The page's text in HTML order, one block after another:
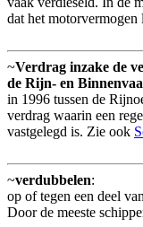
dat het motorvermogen
~Verdrag inzake de
de Rijn- en
in 1996 tussen de
verdrag waarin een
vastgelegd is. Zie ook
~verdubbelen:
op of tegen een deel
Door de meeste